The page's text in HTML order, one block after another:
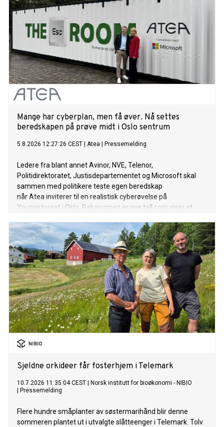
Mange har cyberplan, men få øver. Nå settes
beredskapen på prøve midt i Oslo sentrum
5.8.2026 12:27:26 CEST Atea Pressemelding
Ledere fra blant annet Avinor, NVE, Telenor,
Politidirektoratet, Justisdepartementet og Microsoft skal
sammen med politikere teste egen beredskap
når Atea inviterer til en realistisk cyberøvelse på
Youngstorget i Oslo. Bakgrunnen er nye tall som viser at
cyberangrep, men få trener på dem.
Sjeldne orkideer får fosterhjem i Telemark
10.7.2026 11:35:04 CEST
Norsk institutt for bioøkonomi - NIBIO
Pressemelding
Flere hundre småplanter av søstermarihånd blir denne
sommeren plantet ut i utvalgte slåtteenger i Telemark. Tolv